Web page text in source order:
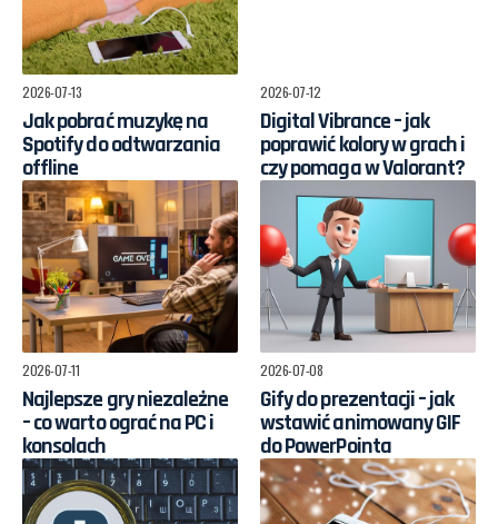
2026-07-13
Jak pobrać muzykę na
Spotify do odtwarzania
offline
2026-07-12
Digital Vibrance – jak
poprawić kolory w grach i
czy pomaga w Valorant?
2026-07-11
Najlepsze gry niezależne
– co warto ograć na PC i
konsolach
2026-07-08
Gify do prezentacji – jak
wstawić animowany GIF
do PowerPointa